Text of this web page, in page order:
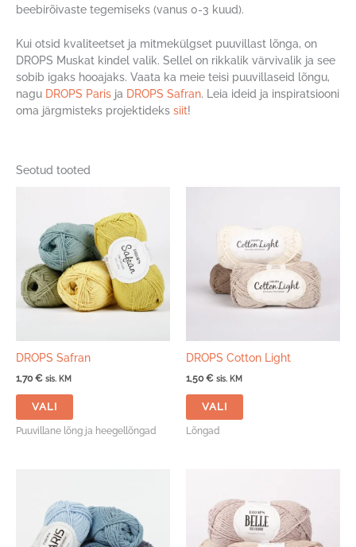
beebirõivaste tegemiseks (vanus 0-3 kuud).
Kui otsid kvaliteetset ja mitmekülgset puuvillast lõnga, on
DROPS Muskat kindel valik. Sellel on rikkalik värvivalik ja see
sobib igaks hooajaks. Vaata ka meie teisi puuvillaseid lõngu,
nagu DROPS Paris ja DROPS Safran. Leia ideid ja inspiratsiooni
oma järgmisteks projektideks siit!
Seotud tooted
DROPS Safran
1,70€ sis. KM
VALI
Sellel
on
teha
tootelehel.
Puuvillane lõng ja heegellõngad
DROPS Cotton Light
1,50€ sis. KM
VALI
Sellel
teha
tootelehel.
Lõngad